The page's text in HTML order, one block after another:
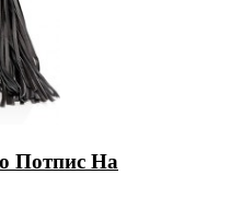
Потпис На